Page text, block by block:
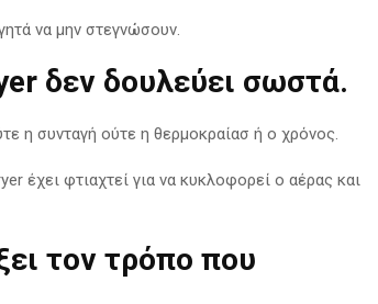
να μην στεγνώσουν.
δεν δουλεύει σωστά.
η συνταγή ούτε η θερμοκραίασ ή ο χρόνος.
έχει φτιαχτεί για να κυκλοφορεί ο αέρας και
τον τρόπο που